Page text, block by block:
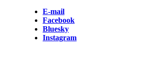
E-mail
Facebook
Bluesky
Instagram